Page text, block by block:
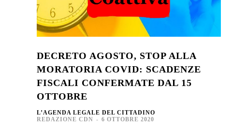
DECRETO AGOSTO, STOP ALLA
MORATORIA COVID: SCADENZE
FISCALI CONFERMATE DAL 15
OTTOBRE
L’AGENDA LEGALE DEL CITTADINO
REDAZIONE CDN - 6 OTTOBRE 2020